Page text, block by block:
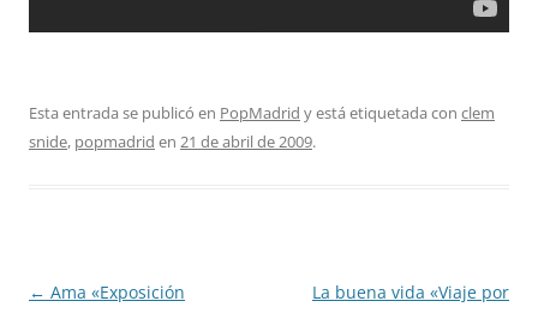
Esta entrada se publicó en PopMadrid y está etiquetada con clem
snide, popmadrid en 21 de abril de 2009.
Navegación
← Ama «Exposición
La buena vida «Viaje por